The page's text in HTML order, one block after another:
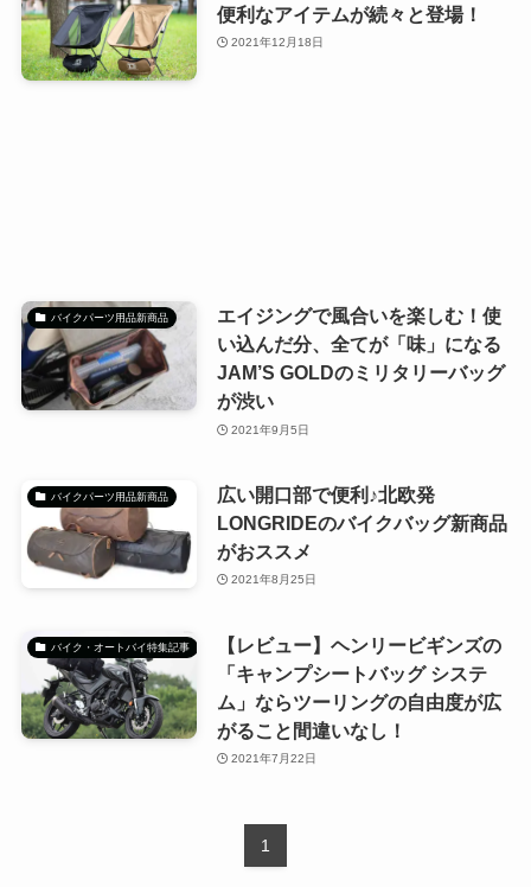
便利なアイテムが続々と登場！
2021年12月18日
バイクパーツ用品新商品
エイジングで風合いを楽しむ！使
い込んだ分、全てが「味」になる
JAM’S GOLDのミリタリーバッグ
が渋い
2021年9月5日
バイクパーツ用品新商品
広い開口部で便利♪北欧発
LONGRIDEのバイクバッグ新商品
がおススメ
2021年8月25日
バイク・オートバイ特集記事
【レビュー】ヘンリービギンズの
「キャンプシートバッグ システ
ム」ならツーリングの自由度が広
がること間違いなし！
2021年7月22日
1